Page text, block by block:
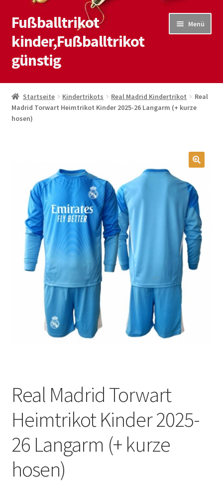
Zur
Navigation
springen
Zum
Inhalt
springen
Fußballtrikot
kinder,Fußballtrikot
günstig
Menü
Start
Blog
Mein Konto
Shop
Startseite – English
Warenkorb
Startseite Kindertrikots Real Madrid Kindertrikot
Real
Madrid Torwart Heimtrikot Kinder 2025-26 Langarm (+ kurze
hosen)
Real Madrid Torwart
Heimtrikot Kinder 2025-
26 Langarm (+ kurze
hosen)